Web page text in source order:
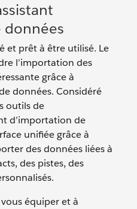
données
et prêt à être utilisé. Le
l’importation des
grâce à
données. Considéré
outils de
d’importation de
unifiée grâce à
des données liées à
des pistes, des
équiper et à